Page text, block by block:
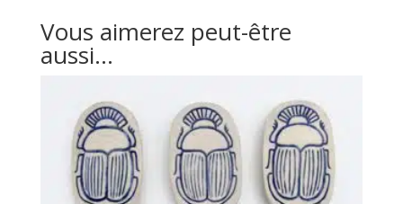
Vous aimerez peut-être
aussi…